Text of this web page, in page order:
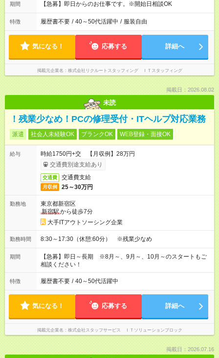
期間 【急募】即日からのお仕事です。※開始日相談OK
特徴 履歴書不要 / 40～50代活躍中 / 服装自由
気になる！ 応募する 詳細へ
掲載元企業名 株式会社リクルートスタッフィング ＩＴスタッフィング
掲載日：2026.08.02
未読
！残業少なめ！PCの修理受付・ITヘルプ対応業務
派遣 社会人未経験OK ブランクOK WEB登録・面接OK
給与
時給1750円+交 【月収例】28万円
交通費別途支給あり
交通費 交通費支給
月収例 25～30万円
勤務地
東京都新宿区
新宿駅から徒歩7分
大手ITアウトソーシング企業
勤務時間 8:30～17:30（休憩:60分） ※残業少なめ
期間
【急募】即日～長期 ※8月～、9月～、10月～のスタートもご
相談ください！
特徴 履歴書不要 / 40～50代活躍中
気になる！ 応募する 詳細へ
掲載元企業名 株式会社スタッフサービス ＩＴソリューションブロック
掲載日：2026.07.16